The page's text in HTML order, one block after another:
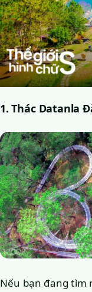
1. Thác Datanla
Nếu bạn đang tìm